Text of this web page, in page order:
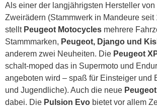
Als einer der langjährigsten Hersteller von
Zweirädern (Stammwerk in Mandeure seit
stellt Peugeot Motocycles mehrere
Stammmarken, Peugeot, Django und
anderem zwei Neuheiten. Die Peugeot
schalt-moped das in Supermoto und
angeboten wird – spaß für Einsteiger und
und Jugendliche). Auch die neue
dabei. Die Pulsion Evo bietet vor allem